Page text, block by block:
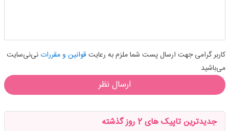
کاربر گرامی جهت ارسال پست شما ملزم به رعایت قوانین و مقرراتنی‌نی‌سایت
می‌باشید
ارسال نظر
جدیدترین تاپیک های 2 روز گذشته